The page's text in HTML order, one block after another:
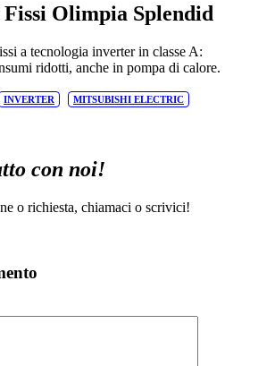
Olimpia Splendid
a tecnologia inverter in classe A:
ridotti, anche in pompa di calore.
INVERTER MITSUBISHI ELECTRIC
con noi!
o richiesta, chiamaci o scrivici!